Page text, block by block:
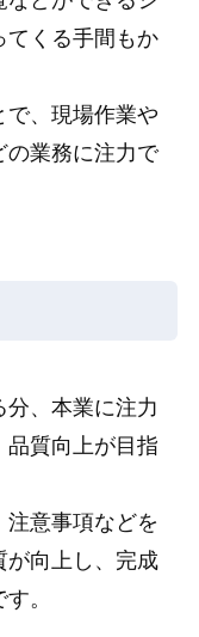
てくる手間もか
で、現場作業や
の業務に注力で
、本業に注力
品質向上が目指
注意事項などを
が向上し、完成
。